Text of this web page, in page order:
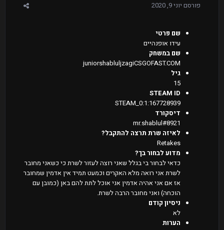
פורסם יוני 9, 2020
שם פרטי
עידו אופנהיים
שם במשחק
juniorshabluljzagiCSGOFAST.COM
גיל
15
STEAM ID
STEAM_0:1:167728939
דיסקורד
mr.shablul#8921
לאיזה שרת תרצה להתקבל?
Retakes
מדוע לבחור בך?
כדאי לבחור בי בגלל שאני רוצה לעזור לשרת כי כשאני מחובר
לשרת אני רואה מלא האקרים וכמעט תמיד אין אדמין שמחובר
אז אם אני אהיה אדמין אני אוכל לתת להם באן (כמובן עם
הוכחה) ואני מחובר הרבה לשרת.
ניסיון קודם
לא
הערות